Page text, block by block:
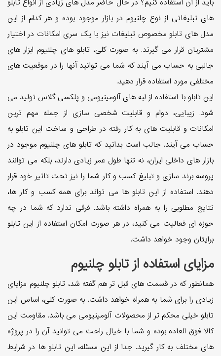
باید از آن استفاده کنیم؟ در حال حاضر مدل های زیادی از انواع تابلو
های تبلیغاتی از نوع چلنیوم در بازار موجود بوده و هر کدام از این
مدل های تابلو مخصوص تبلیغات نیز با یک سری امکانات در اختیار
مشتریان قرار می گیرند. به صورت کلی، تابلو های چلنیوم ابزار های
جالبی به حساب می آیند که شما می توانید آنها را در موقعیت های
مختلفی مورد استفاده قرار دهید.
این تابلو با استفاده از لبه های آلومینیومی و پلکسی گلاس تولید می
شود. زیبایی، دوام و قابلیت شخصی سازی از جمله مهم ترین
امکانات و قابلیت های به کار رفته در طراحی و ساخت این تابلو به
حساب می آیند. جالب است بدانید که تابلو های چلنیوم موجود در
بازار های داخلی ایران، نه تنها طول عمر زیادی دارند، بلکه می توانند
پروسه برند سازی و تبلیغ کسب و کار شما را نیز تحت تاثیر خود قرار
دهند. استفاده از این تابلو ها می تواند برای همه کسب و کار ها،
نتایج مطلوبی را به همراه داشته باشد. فرقی ندارد که شما در چه
حوزه ای فعالیت می کنید، در هر صورت امکان استفاده از این تابلو
برایتان وجود خواهد داشت.
مزایای استفاده از تابلو چلنیوم
همانطور که در قسمت های قبل تر هم گفته شد، تابلو چلنیوم مزایای
زیادی را برای شما به همراه خواهد داشت. به صورت کلی، اساس این
تابلو خیلی محکم تر از محصولات آلومینیومی می باشد. مقاومت این
کالا فوق العاده بوده و شما با خیال راحت می توانید آن را در پروژه
های مختلف به کار گیرید. جدا از این مسئله، این تابلو ها در شرایط